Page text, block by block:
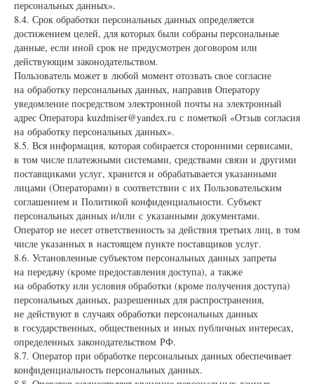
персональных данных».
8.4. Срок обработки персональных данных определяется
достижением целей, для которых были собраны персональные
данные, если иной срок не предусмотрен договором или
действующим законодательством.
Пользователь может в любой момент отозвать свое согласие
на обработку персональных данных, направив Оператору
уведомление посредством электронной почты на электронный
адрес Оператора kuzdmiser@yandex.ru с пометкой «Отзыв согласия
на обработку персональных данных».
8.5. Вся информация, которая собирается сторонними сервисами,
в том числе платежными системами, средствами связи и другими
поставщиками услуг, хранится и обрабатывается указанными
лицами (Операторами) в соответствии с их Пользовательским
соглашением и Политикой конфиденциальности. Субъект
персональных данных и/или с указанными документами.
Оператор не несет ответственность за действия третьих лиц, в том
числе указанных в настоящем пункте поставщиков услуг.
8.6. Установленные субъектом персональных данных запреты
на передачу (кроме предоставления доступа), а также
на обработку или условия обработки (кроме получения доступа)
персональных данных, разрешенных для распространения,
не действуют в случаях обработки персональных данных
в государственных, общественных и иных публичных интересах,
определенных законодательством РФ.
8.7. Оператор при обработке персональных данных обеспечивает
конфиденциальность персональных данных.